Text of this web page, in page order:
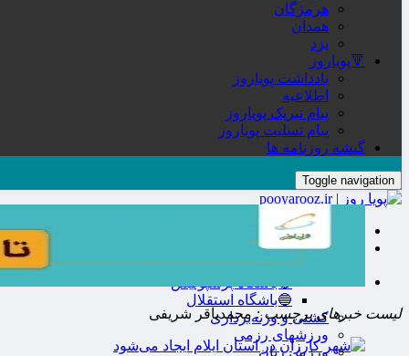
هرمزگان
همدان
یزد
🔻پویاروز
یادداشت پویاروز
اطلاعیه
پیام تبریک پویاروز
پیام تسلیت پویاروز
گیشه روزنامه ها
Toggle navigation
صفحه نخست
🔮ورزش
فوتبال
🔵باشگاه استقلال
کشتی و وزنه‌برداری
ورزشهای رزمی
ورزش زنان
لیست خبرهای برچسب : محمدباقر شریفی